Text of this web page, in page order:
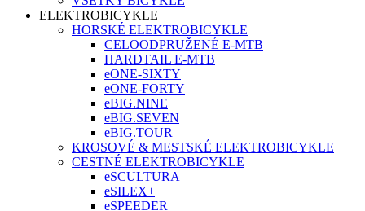
ELEKTROBICYKLE
HORSKÉ ELEKTROBICYKLE
CELOODPRUŽENÉ E-MTB
HARDTAIL E-MTB
eONE-SIXTY
eONE-FORTY
eBIG.NINE
eBIG.SEVEN
eBIG.TOUR
KROSOVÉ & MESTSKÉ ELEKTROBICYKLE
CESTNÉ ELEKTROBICYKLE
eSCULTURA
eSILEX+
eSPEEDER